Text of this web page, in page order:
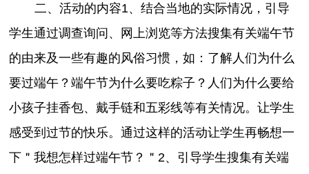
二、活动的内容1、结合当地的实际情况，引导
学生通过调查询问、网上浏览等方法搜集有关端午节
的由来及一些有趣的风俗习惯，如：了解人们为什么
要过端午？端午节为什么要吃粽子？人们为什么要给
小孩子挂香包、戴手链和五彩线等有关情况。让学生
感受到过节的快乐。通过这样的活动让学生再畅想一
下＂我想怎样过端午节？＂2、引导学生搜集有关端